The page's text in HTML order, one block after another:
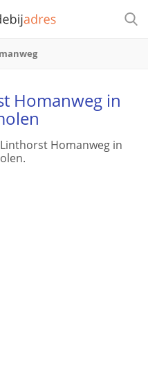
Homanweg in
Homanweg in